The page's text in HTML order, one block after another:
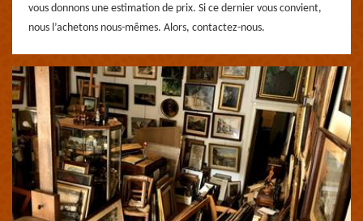
vous donnons une estimation de prix. Si ce dernier vous convient,
nous l’achetons nous-mêmes. Alors, contactez-nous.